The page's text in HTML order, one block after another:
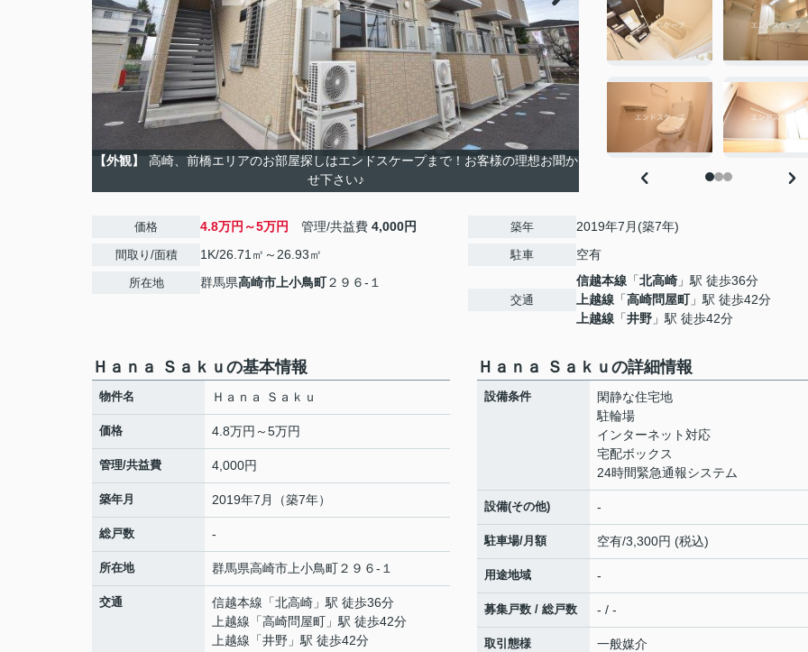
【外観】
高崎、前橋エリアのお部屋探しはエンドスケープまで！お客様の理想お聞か
せ下さい♪
価格 4.8万円～5万円 管理/共益費 4,000円
間取り/面積 1K/26.71㎡～26.93㎡
所在地 群馬県高崎市 上小鳥町２９６-１
築年 2019年7月(築7年)
駐車 空有
交通
信越本線 「北高崎 」駅 徒歩36分
上越線 「高崎問屋町」駅 徒歩42分
上越線 「井野 」駅 徒歩42分
Ｈａｎａ Ｓａｋｕの基本情報
物件名 Ｈａｎａ Ｓａｋｕ
価格 4.8万円～5万円
管理/共益費 4,000円
築年月 2019年7月（築7年）
総戸数 -
所在地 群馬県高崎市 上小鳥町２９６-１
交通 信越本線 「北高崎 」駅 徒歩36分
上越線 「高崎問屋町 」駅 徒歩42分
上越線 「井野 」駅 徒歩42分
Ｈａｎａ Ｓａｋｕの詳細情報
設備条件
閑静な住宅地
駐輪場
インターネット対応
宅配ボックス
24時間緊急通報システム
設備(その他) -
駐車場/月額 空有/3,300円 (税込)
用途地域 -
募集戸数 / 総戸数 - / -
取引態様 一般媒介